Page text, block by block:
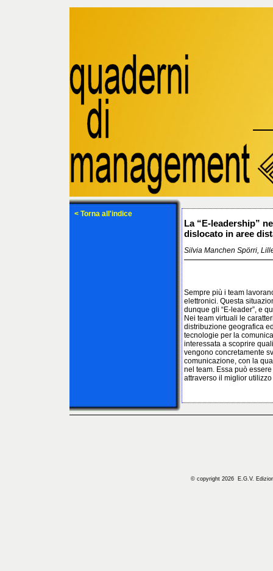
< Torna all'indice
La “E-leadership”
dislocato in aree
Silvia Manchen Spörri,
Sempre più i team
elettronici. Questa
dunque gli “E-leader”, e
Nei team virtuali le
distribuzione geografica
tecnologie per la
interessata a scoprire
vengono concretamente
comunicazione, con la
nel team. Essa può
attraverso il miglior
© copyright 2026 E.G.V.